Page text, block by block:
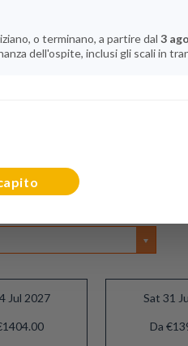
Il Mese
Jul 2027 Sat 31
Da
o terminano, a partire dal 3
dell'ospite, inclusi gli scali in